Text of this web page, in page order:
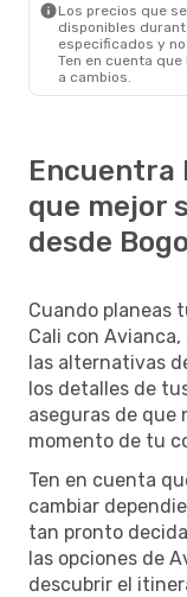
Los precios que
disponibles
especificados y
Ten en cuenta
a cambios.
Encuentra
que mejor
desde
Cuando planeas
Cali con
las alternativas
los detalles de
aseguras de que
momento de tu
Ten en cuenta
cambiar
tan pronto
las opciones de
descubrir el